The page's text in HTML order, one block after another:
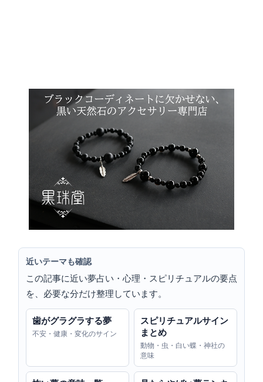
近いテーマも確認
この記事に近い夢占い・心理・スピリチュアルの要点
を、必要な分だけ整理しています。
歯がグラグラする夢
不安・健康・変化のサイン
スピリチュアルサイン
まとめ
動物・虫・白い蝶・神社の
意味